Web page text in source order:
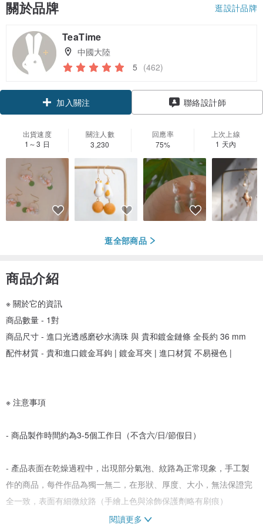
關於品牌 逛設計品牌
TeaTime
中國大陸
5 (462)
加入關注 聯絡設計師
出貨速度
1～3 日
關注人數
3,230
回應率
75%
上次上線
1 天內
逛全部商品
商品介紹
※ 關於它的資訊
商品數量 - 1對
商品尺寸 - 進口光透感磨砂水滴珠 與 貴和鍍金鏈條 全長約 36 mm
配件材質 - 貴和進口鍍金耳鉤 | 鍍金耳夾 | 進口材質 不易褪色 |
※ 注意事項
- 商品製作時間約為3-5個工作日（不含六/日/節假日）
- 產品表面在乾燥過程中，出現部分氣泡、紋路為正常現象，手工製
作的商品，每件作品為獨一無二，在形狀、厚度、大小，無法保證完
全一致，表面有細微紋路（手繪上色與涂飾保護劑略有刷痕）
閱讀更多